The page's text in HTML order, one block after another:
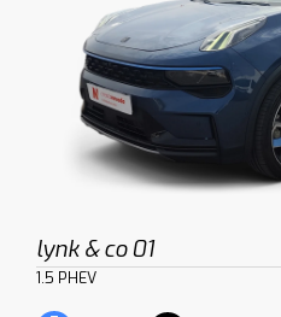
lynk & co 01
1.5 PHEV